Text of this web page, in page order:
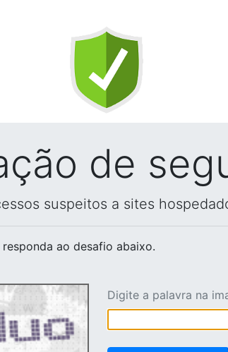
de
suspeitos a sites
responda ao desafio abaixo.
Digite a palavra na